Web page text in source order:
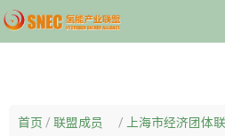
首页 / 联盟成员 / 上海市经济团体